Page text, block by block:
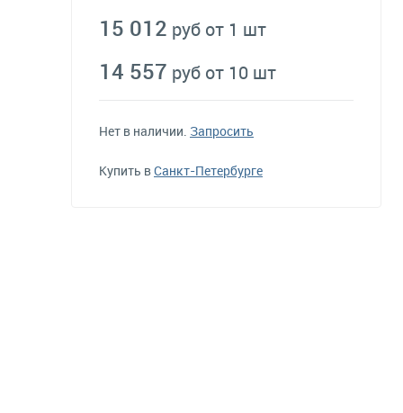
15 012 руб от 1 шт
14 557 руб от 10 шт
Нет в наличии. Запросить
Купить вСанкт-Петербурге